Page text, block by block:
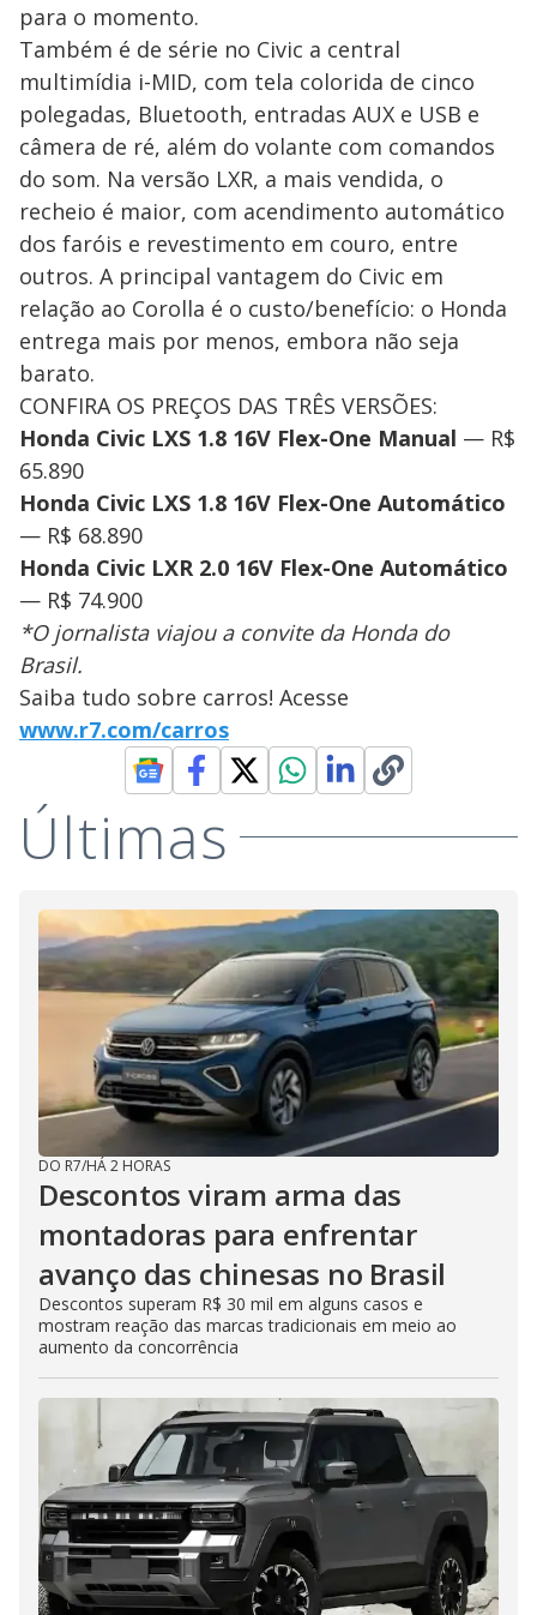
para o momento.
Também é de série no Civic a central
multimídia i-MID, com tela colorida de cinco
polegadas, Bluetooth, entradas AUX e USB e
câmera de ré, além do volante com comandos
do som. Na versão LXR, a mais vendida, o
recheio é maior, com acendimento automático
dos faróis e revestimento em couro, entre
outros. A principal vantagem do Civic em
relação ao Corolla é o custo/benefício: o Honda
entrega mais por menos, embora não seja
barato.
CONFIRA OS PREÇOS DAS TRÊS VERSÕES:
Honda Civic LXS 1.8 16V Flex-One Manual — R$
65.890
Honda Civic LXS 1.8 16V Flex-One Automático
— R$ 68.890
Honda Civic LXR 2.0 16V Flex-One Automático
— R$ 74.900
*O jornalista viajou a convite da Honda do
Brasil.
Saiba tudo sobre carros! Acesse
www.r7.com/carros
Últimas
DO R7/HÁ 2 HORAS
Descontos viram arma das
montadoras para enfrentar
avanço das chinesas no Brasil
Descontos superam R$ 30 mil em alguns casos e
mostram reação das marcas tradicionais em meio ao
aumento da concorrência